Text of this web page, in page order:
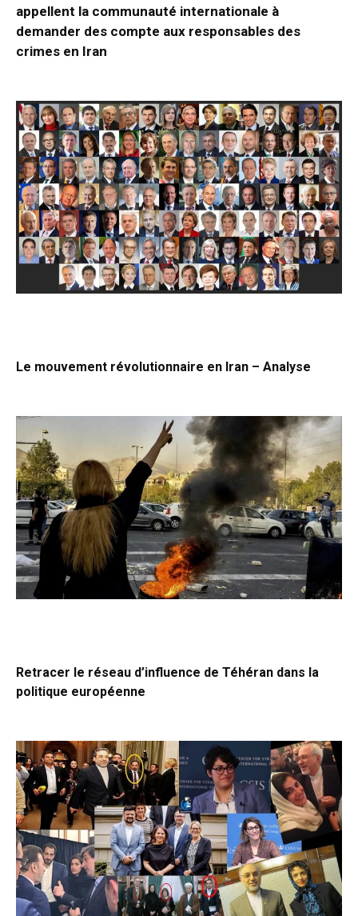
appellent la communauté internationale à
demander des compte aux responsables des
crimes en Iran
Le mouvement révolutionnaire en Iran – Analyse
Retracer le réseau d’influence de Téhéran dans la
politique européenne